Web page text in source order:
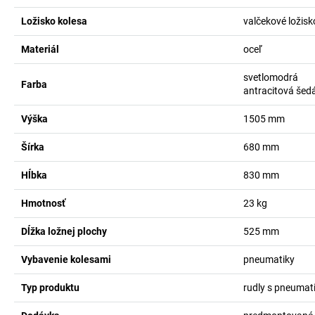
Ložisko kolesa valčekové
Materiál oceľ
Farba
svetlomodrá
antracitová
Výška 1505 mm
Šírka 680 mm
Hĺbka 830 mm
Hmotnosť 23 kg
Dĺžka ložnej plochy 525 mm
Vybavenie kolesami pneumatiky
Typ produktu rudly s